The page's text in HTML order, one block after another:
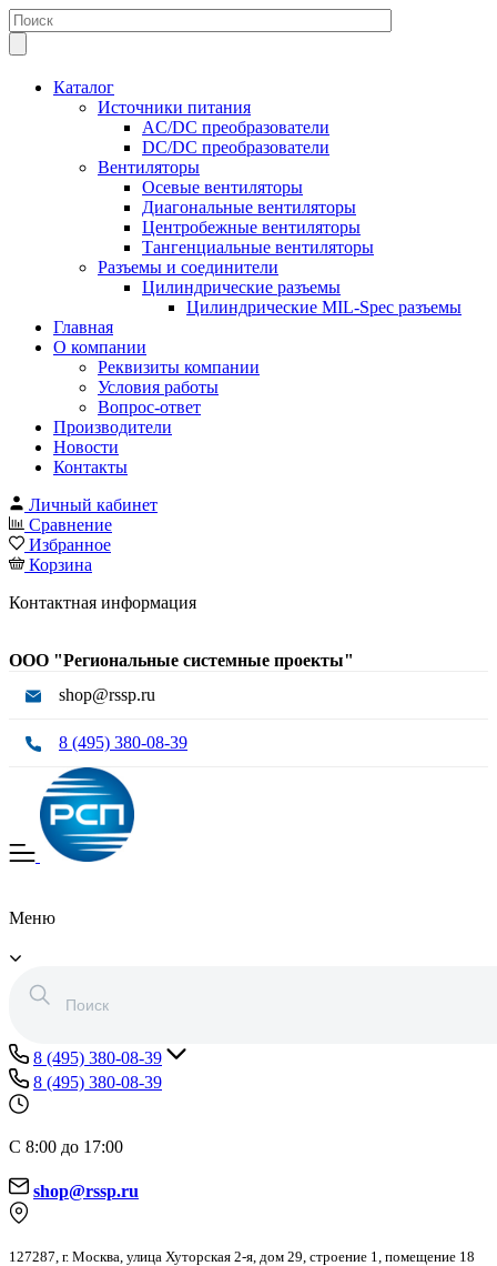
Каталог
Источники питания
AC/DC преобразователи
DC/DC преобразователи
Вентиляторы
Осевые вентиляторы
Диагональные вентиляторы
Центробежные вентиляторы
Тангенциальные вентиляторы
Разъемы и соединители
Цилиндрические разъемы
Цилиндрические MIL-Spec разъемы
Главная
О компании
Реквизиты компании
Условия работы
Вопрос-ответ
Производители
Новости
Контакты
Личный кабинет
Сравнение
Избранное
Корзина
Контактная информация
ООО "Региональные системные проекты"
shop@rssp.ru
8 (495) 380-08-39
Меню
8 (495) 380-08-39
8 (495) 380-08-39
С 8:00 до 17:00
shop@rssp.ru
127287, г. Москва, улица Хуторская 2-я, дом 29, строение 1, помещение 18